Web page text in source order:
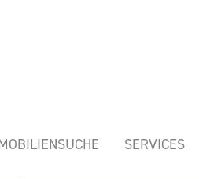
SERVICES